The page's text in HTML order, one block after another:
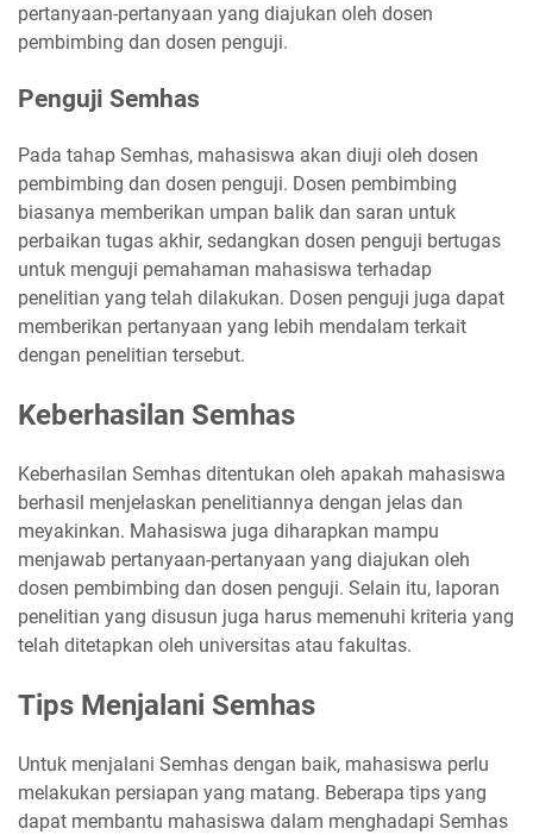
pertanyaan-pertanyaan yang diajukan oleh dosen
pembimbing dan dosen penguji.
Penguji Semhas
Pada tahap Semhas, mahasiswa akan diuji oleh dosen
pembimbing dan dosen penguji. Dosen pembimbing
biasanya memberikan umpan balik dan saran untuk
perbaikan tugas akhir, sedangkan dosen penguji bertugas
untuk menguji pemahaman mahasiswa terhadap
penelitian yang telah dilakukan. Dosen penguji juga dapat
memberikan pertanyaan yang lebih mendalam terkait
dengan penelitian tersebut.
Keberhasilan Semhas
Keberhasilan Semhas ditentukan oleh apakah mahasiswa
berhasil menjelaskan penelitiannya dengan jelas dan
meyakinkan. Mahasiswa juga diharapkan mampu
menjawab pertanyaan-pertanyaan yang diajukan oleh
dosen pembimbing dan dosen penguji. Selain itu, laporan
penelitian yang disusun juga harus memenuhi kriteria yang
telah ditetapkan oleh universitas atau fakultas.
Tips Menjalani Semhas
Untuk menjalani Semhas dengan baik, mahasiswa perlu
melakukan persiapan yang matang. Beberapa tips yang
dapat membantu mahasiswa dalam menghadapi Semhas